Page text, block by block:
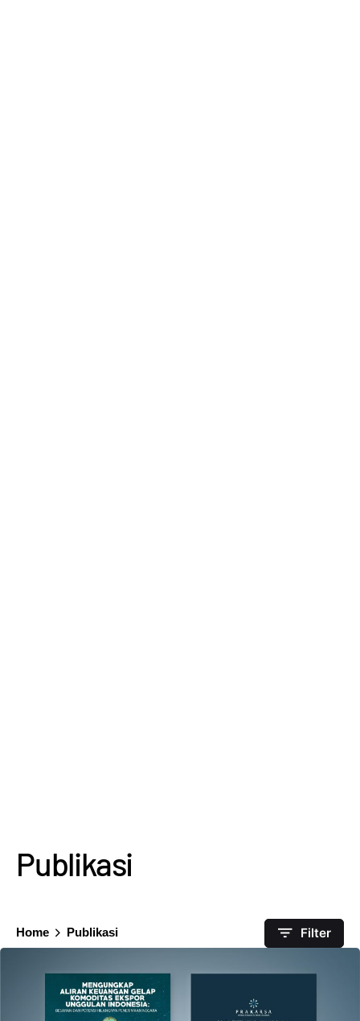
Publikasi
Home Publikasi Filter